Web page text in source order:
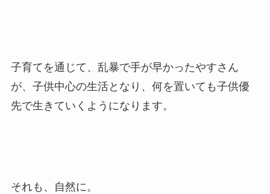
子育てを通じて、乱暴で手が早かったやすさん
が、子供中心の生活となり、何を置いても子供優
先で生きていくようになります。
それも、自然に。